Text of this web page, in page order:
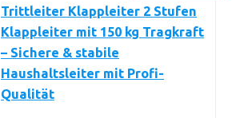
Trittleiter Klappleiter 2 Stufen
Klappleiter mit 150 kg Tragkraft
– Sichere & stabile
Haushaltsleiter mit Profi-
Qualität